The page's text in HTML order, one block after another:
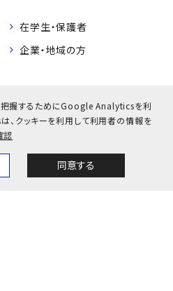
把握するためにGoogle Analyticsを利
クッキーを利用して利用者の情報を
認
同意する
Themes
在学生・保護者
企業・地域の方
アクセス
公式SNS一覧
神戸大学検定